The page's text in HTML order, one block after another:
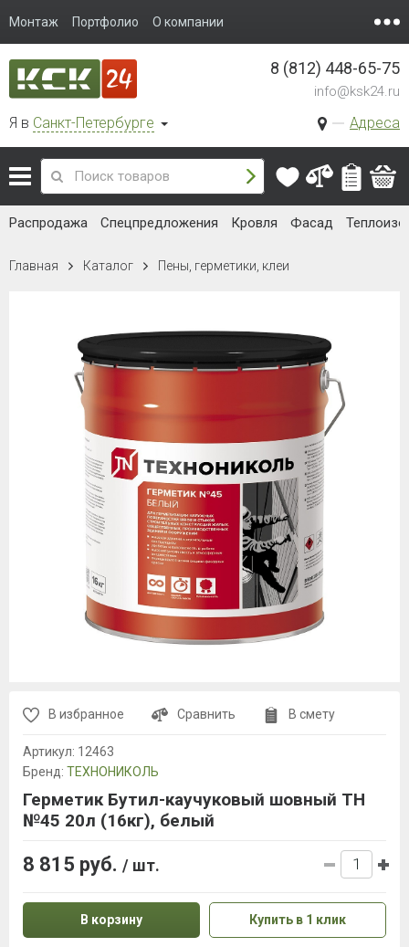
Монтаж Портфолио О компании
Я в Санкт-Петербурге Адреса
8 (812) 448-65-75
info@ksk24.ru
Распродажа Спецпредложения Кровля Фасад
Главная Каталог Пены, герметики, клеи
В избранное Сравнить В смету
Артикул: 12463
Бренд: ТЕХНОНИКОЛЬ
Герметик Бутил-каучуковый шовный ТН
№45 20л (16кг), белый
8 815 руб. / шт.
В корзину Купить в 1 клик